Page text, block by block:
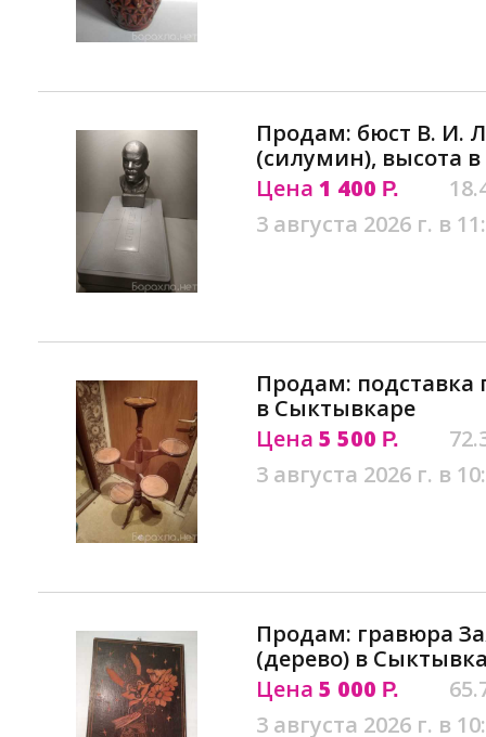
Продам: бюст В. И.
(силумин), высота
Цена 1 400 Р.
3 августа 2026 г. в
Продам: подставка
в Сыктывкаре
Цена 5 500 Р.
3 августа 2026 г. в
Продам: гравюра
(дерево) в
Цена 5 000 Р.
3 августа 2026 г. в